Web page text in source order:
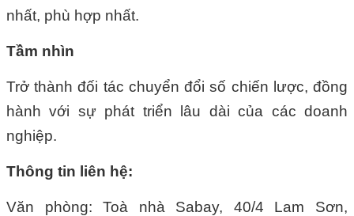
nhất, phù hợp nhất.
Tầm nhìn
Trở thành đối tác chuyển đổi số chiến lược, đồng
hành với sự phát triển lâu dài của các doanh
nghiệp.
Thông tin liên hệ:
Văn phòng: Toà nhà Sabay, 40/4 Lam Sơn,